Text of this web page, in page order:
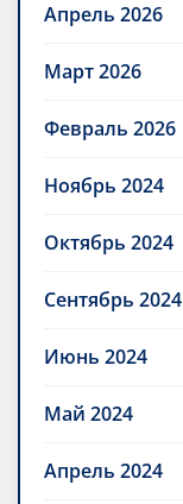
Апрель 2026
Март 2026
Февраль 2026
Ноябрь 2024
Октябрь 2024
Сентябрь 2024
Июнь 2024
Май 2024
Апрель 2024